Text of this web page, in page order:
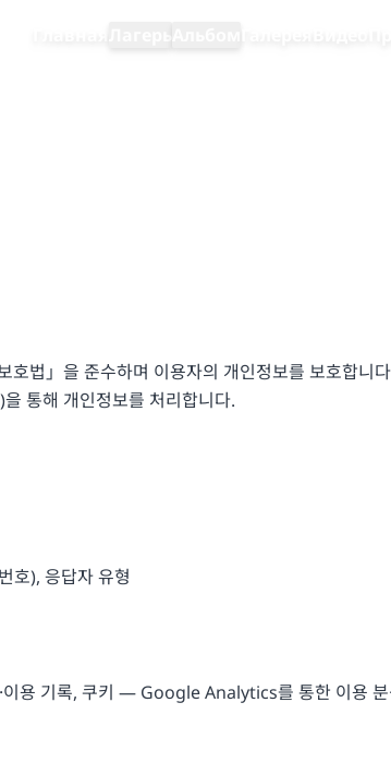
호법」을 준수하며 이용자의 개인정보를 보호합
통해 개인정보를 처리합니다.
호), 응답자 유형
이용 기록, 쿠키 — Google Analytics를 통한 이용 분